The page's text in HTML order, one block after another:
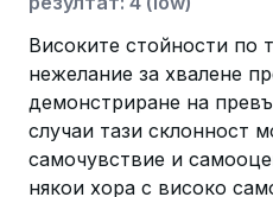
Високите стойности по
нежелание за хвалене
демонстриране на
случаи тази склонност
самочувствие и
някои хора с високо